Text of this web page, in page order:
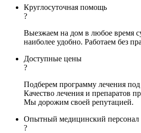
Круглосуточная помощь
?
Выезжаем на дом в любое время
наиболее удобно. Работаем без
Доступные цены
?
Подберем программу лечения
Качество лечения и препаратов
Мы дорожим своей репутацией.
Опытный медицинский персонал
?